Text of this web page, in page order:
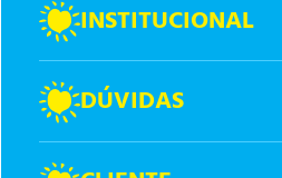
INSTITUCIONAL
DÚVIDAS